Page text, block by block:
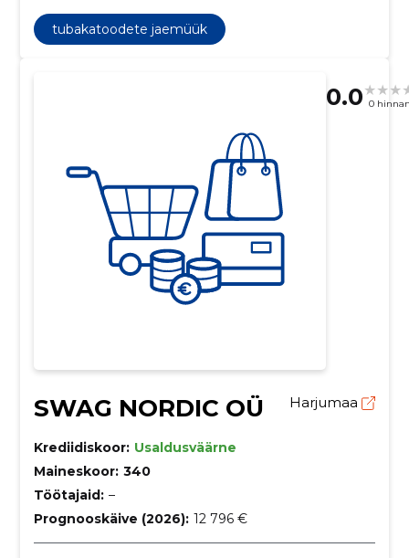
tubakatoodete jaemüük
0.0 0
SWAG NORDIC OÜ Harjumaa
Krediidiskoor: Usaldusväärne
Maineskoor: 340
Töötajaid: –
Prognooskäive (2026): 12 796 €